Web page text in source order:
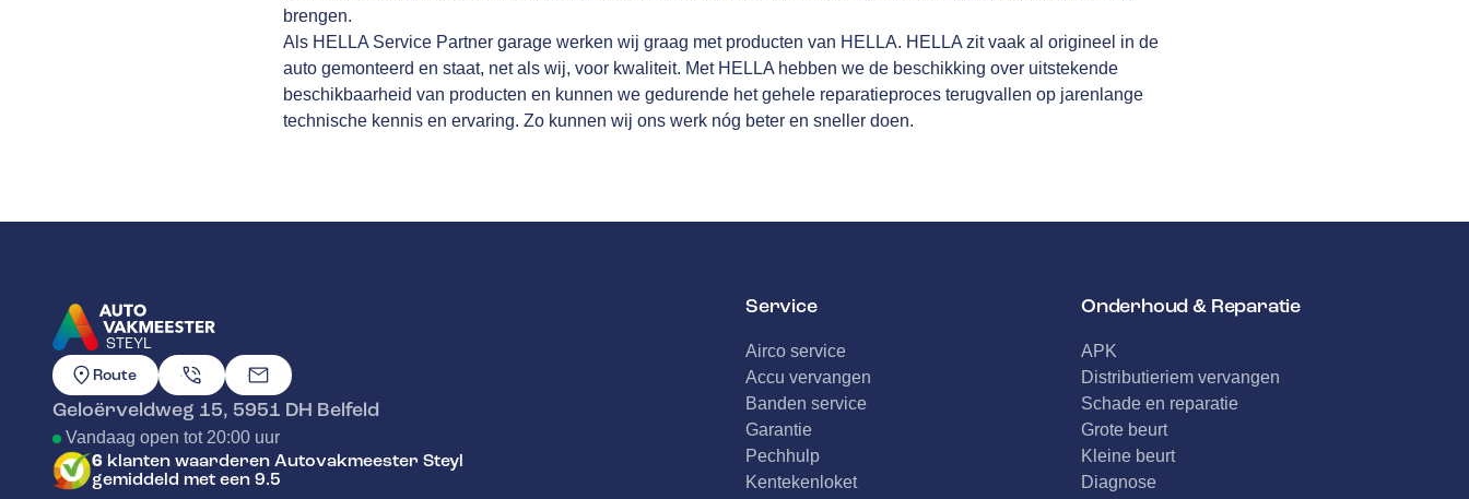
brengen.
Als HELLA Service Partner garage werken wij graag met producten van HELLA. HELLA zit vaak al origineel in de
auto gemonteerd en staat, net als wij, voor kwaliteit. Met HELLA hebben we de beschikking over uitstekende
beschikbaarheid van producten en kunnen we gedurende het gehele reparatieproces terugvallen op jarenlange
technische kennis en ervaring. Zo kunnen wij ons werk nóg beter en sneller doen.
STEYL
GA NAAR DE HOMEPAGINA
Route
Geloërveldweg 15, 5951 DH Belfeld
Vandaag open tot 20:00 uur
6 klanten waarderen Autovakmeester Steyl
gemiddeld met een 9.5
Service
Airco service
Accu vervangen
Banden service
Garantie
Pechhulp
Kentekenloket
Onderhoud & Reparatie
APK
Distributieriem vervangen
Schade en reparatie
Grote beurt
Kleine beurt
Diagnose